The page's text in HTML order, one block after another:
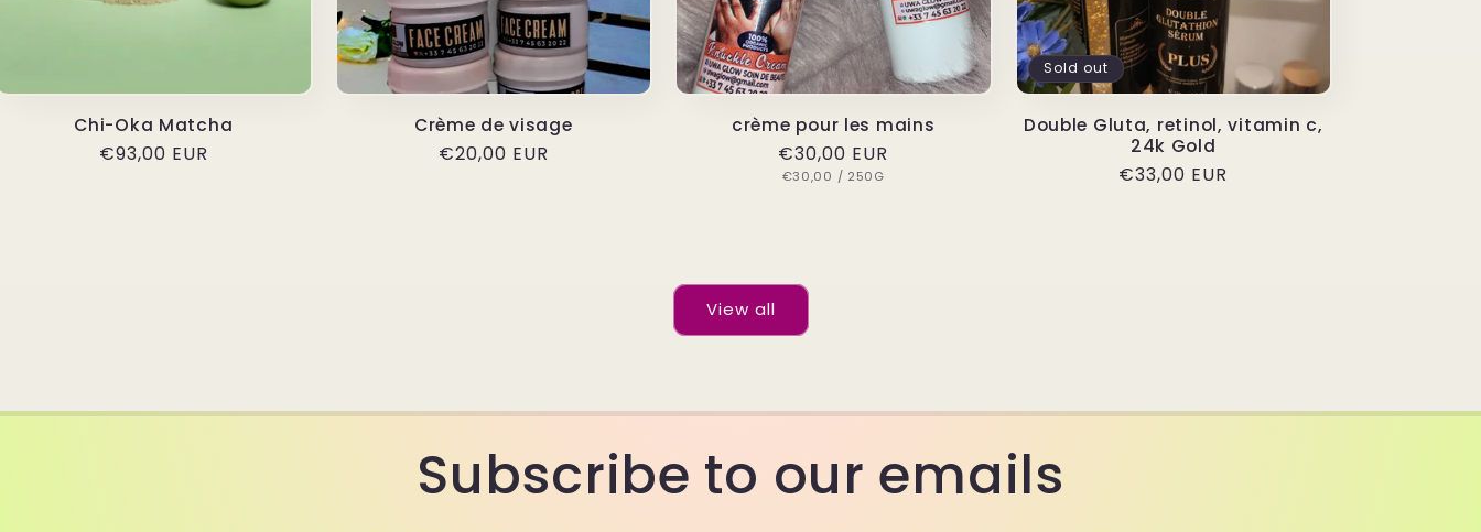
Chi-Oka Matcha
Regular
€93,00 EUR
Crème de visage
Regular
€20,00 EUR
crème pour les mains
Regular
price
€30,00 EUR
UNIT
€30,00 / PER
250G
Sold out
Double Gluta, retinol, vitamin c,
24k Gold
Regular
€33,00 EUR
View all
Subscribe to our emails